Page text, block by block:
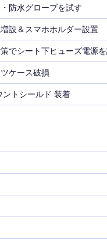
防水グローブを試す
設＆スマホホルダー設置
でシート下ヒューズ電源
ケース破損
ントシールド 装着